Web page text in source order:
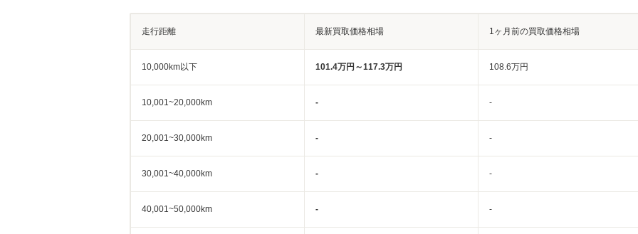
走行距離 最新買取価格相場 1ヶ月前の買取価格相場
10,000km以下 101.4万円～117.3万円 108.6万円
10,001~20,000km - -
20,001~30,000km - -
30,001~40,000km - -
40,001~50,000km - -